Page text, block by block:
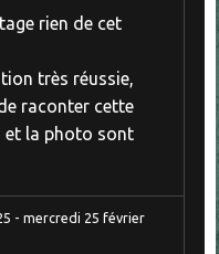
rien de cet
très réussie,
raconter cette
et la photo sont
- mercredi 25 février